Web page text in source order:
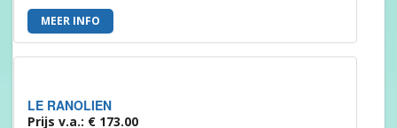
MEER INFO
LE RANOLIEN
Prijs v.a.: € 173.00